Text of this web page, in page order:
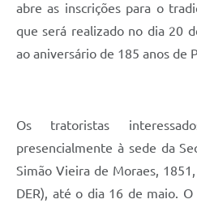
abre as inscrições para o
que será realizado no dia 20
ao aniversário de 185 anos de
Os tratoristas
presencialmente à sede da
Simão Vieira de Moraes,
DER), até o dia 16 de maio.